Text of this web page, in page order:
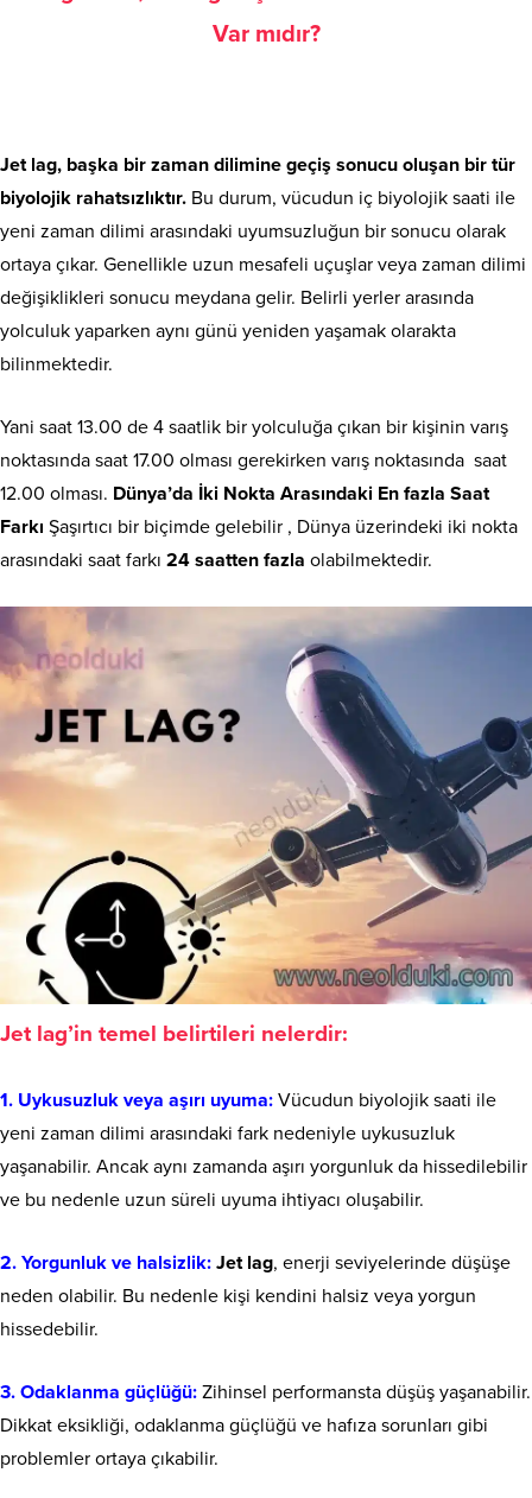
Var mıdır?
Jet lag, başka bir zaman dilimine geçiş sonucu oluşan bir tür
biyolojik rahatsızlıktır. Bu durum, vücudun iç biyolojik saati ile
yeni zaman dilimi arasındaki uyumsuzluğun bir sonucu olarak
ortaya çıkar. Genellikle uzun mesafeli uçuşlar veya zaman dilimi
değişiklikleri sonucu meydana gelir. Belirli yerler arasında
yolculuk yaparken aynı günü yeniden yaşamak olarakta
bilinmektedir.
Yani saat 13.00 de 4 saatlik bir yolculuğa çıkan bir kişinin varış
noktasında saat 17.00 olması gerekirken varış noktasında saat
12.00 olması. Dünya’da İki Nokta Arasındaki En fazla Saat
Farkı Şaşırtıcı bir biçimde gelebilir , Dünya üzerindeki iki nokta
arasındaki saat farkı 24 saatten fazla olabilmektedir.
Jet lag’in temel belirtileri nelerdir:
1. Uykusuzluk veya aşırı uyuma: Vücudun biyolojik saati ile
yeni zaman dilimi arasındaki fark nedeniyle uykusuzluk
yaşanabilir. Ancak aynı zamanda aşırı yorgunluk da hissedilebilir
ve bu nedenle uzun süreli uyuma ihtiyacı oluşabilir.
2. Yorgunluk ve halsizlik: Jet lag, enerji seviyelerinde düşüşe
neden olabilir. Bu nedenle kişi kendini halsiz veya yorgun
hissedebilir.
3. Odaklanma güçlüğü: Zihinsel performansta düşüş yaşanabilir.
Dikkat eksikliği, odaklanma güçlüğü ve hafıza sorunları gibi
problemler ortaya çıkabilir.